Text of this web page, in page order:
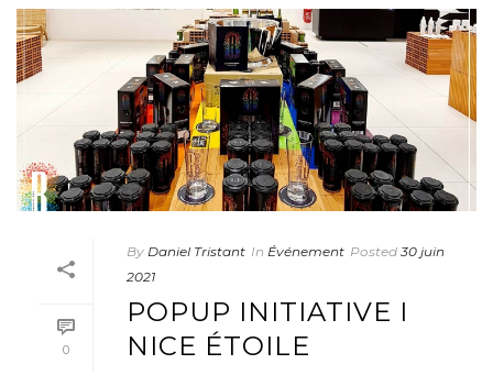
0
By Daniel Tristant In Événement Posted 30 juin
2021
POPUP INITIATIVE I
NICE ÉTOILE